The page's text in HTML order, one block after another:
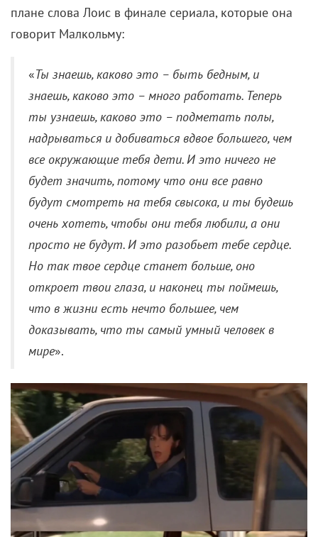
плане слова Лоис в финале сериала, которые она
говорит Малкольму:
«Ты знаешь, каково это – быть бедным, и
знаешь, каково это – много работать. Теперь
ты узнаешь, каково это – подметать полы,
надрываться и добиваться вдвое большего, чем
все окружающие тебя дети. И это ничего не
будет значить, потому что они все равно
будут смотреть на тебя свысока, и ты будешь
очень хотеть, чтобы они тебя любили, а они
просто не будут. И это разобьет тебе сердце.
Но так твое сердце станет больше, оно
откроет твои глаза, и наконец ты поймешь,
что в жизни есть нечто большее, чем
доказывать, что ты самый умный человек в
мире».